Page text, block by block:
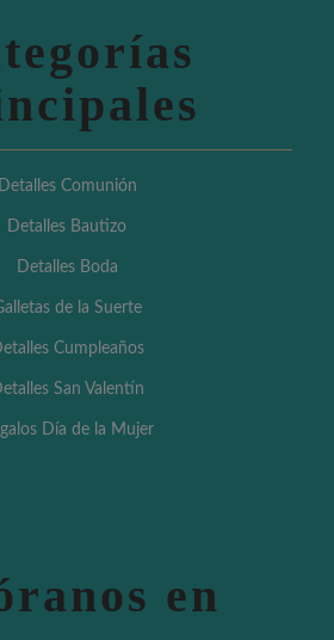
Detalles Comunión
Detalles Bautizo
Detalles Boda
de la Suerte
Cumpleaños
San Valentín
Día de la Mujer
en